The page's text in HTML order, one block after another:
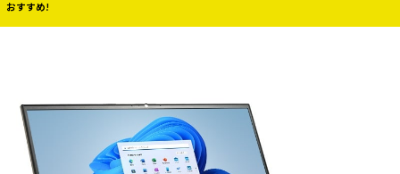
おすすめ!